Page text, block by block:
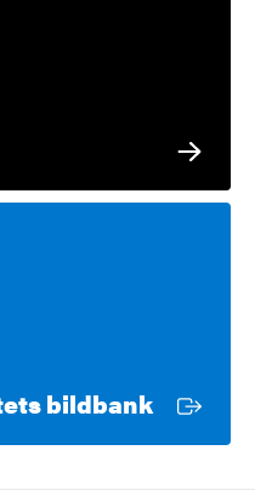
bildbankExtern